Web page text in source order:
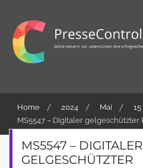
content
PresseControl
erfolgreiche Pressearbeit
Home 2024 Mai
15
MS5547 – Digitaler
MS5547 – DIGITALER
GELGESCHÜTZTER